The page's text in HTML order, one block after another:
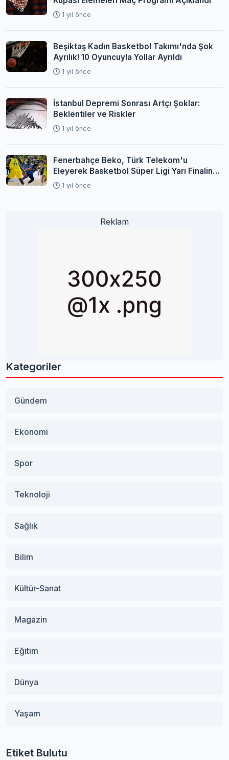
1 yıl önce
Beşiktaş Kadın Basketbol Takımı'nda Şok
Ayrılık! 10 Oyuncuyla Yollar Ayrıldı
1 yıl önce
İstanbul Depremi Sonrası Artçı Şoklar:
Beklentiler ve Riskler
1 yıl önce
Fenerbahçe Beko, Türk Telekom'u
Eleyerek Basketbol Süper Ligi Yarı Finaline
Yükseldi
1 yıl önce
Reklam
Kategoriler
Gündem
Ekonomi
Spor
Teknoloji
Sağlık
Bilim
Kültür-Sanat
Magazin
Eğitim
Dünya
Yaşam
Etiket Bulutu